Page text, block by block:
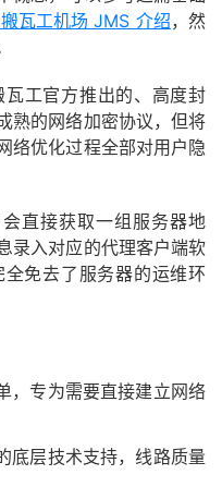
瓦工机场 JMS 介绍，然
工官方推出的、高度封
熟的网络加密协议，但将
络优化过程全部对用户隐
直接获取一组服务器地
录入对应的代理客户端软
免去了服务器的运维环
，专为需要直接建立网络
底层技术支持，线路质量